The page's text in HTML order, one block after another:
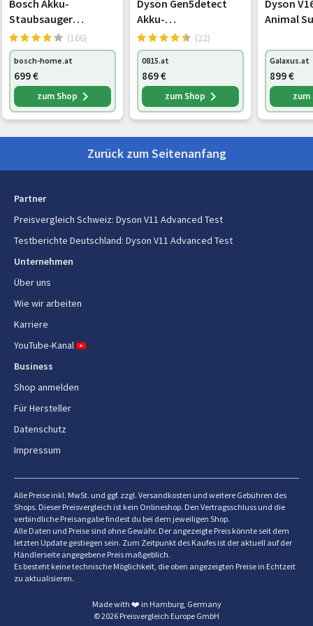
Schmutztrennungsmethode Zyklonal
Reinigen der Oberflächen
Teppich, Harter Boden, Vinyl,
Holzboden
Anzahl Geschwindigkeiten 3
Eingebautes Display Ja
Energie
Energiequelle
Maximale Eingangsleistung
Laufzeit mit motorisierter
Ladezeit
Saugenergie
Gewicht und Abmessungen
Tiefe 266 mm
Höhe 1260 mm
Gewicht 2,98 kg
Bosch Akku-
Staubsauger
Unlimited 10 Grau
BKS1051GQC
(166)
bosch-home.at
699€
zum Shop
Dyson Gen5detect
Akku-
Handstaubsauger
nickel/violett
(446989-01)
(22)
0815.at
869€
zum Shop
Dyson
Animal
Schwarz
Galaxus.at
899€
Zurück zum Seitenanfang
Partner
Preisvergleich Schweiz: Dyson V11 Advanced Test
Testberichte Deutschland: Dyson V11 Advanced Test
Unternehmen
Über uns
Wie wir arbeiten
Karriere
YouTube-Kanal
Business
Shop anmelden
Für Hersteller
Datenschutz
Impressum
Alle Preise inkl. MwSt. und ggf. zzgl. Versandkosten und weitere Gebühren des
Shops. Dieser Preisvergleich ist kein Onlineshop. Den Vertragsschluss und die
verbindliche Preisangabe findest du bei dem jeweiligen Shop.
Alle Daten und Preise sind ohne Gewähr. Der angezeigte Preis könnte seit dem
letzten Update gestiegen sein. Zum Zeitpunkt des Kaufes ist der aktuell auf der
Händlerseite angegebene Preis maßgeblich.
Es besteht keine technische Möglichkeit, die oben angezeigten Preise in Echtzeit
zu aktualisieren.
Made with ❤️ in Hamburg, Germany
© 2026 Preisvergleich Europe GmbH